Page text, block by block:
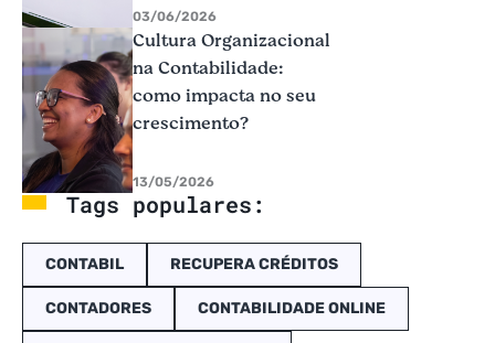
03/06/2026
Cultura Organizacional
na Contabilidade:
como impacta no seu
crescimento?
13/05/2026
Tags populares:
CONTABIL RECUPERA CRÉDITOS
CONTADORES CONTABILIDADE ONLINE